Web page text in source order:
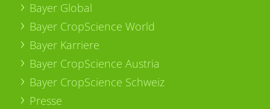
Bayer Global
Bayer CropScience World
Bayer Karriere
Bayer CropScience Austria
Bayer CropScience Schweiz
Presse